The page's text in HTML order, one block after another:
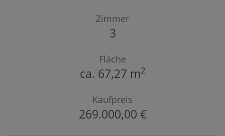
Zimmer
3
Fläche
ca. 67,27 m2
Kaufpreis
269.000,00 €